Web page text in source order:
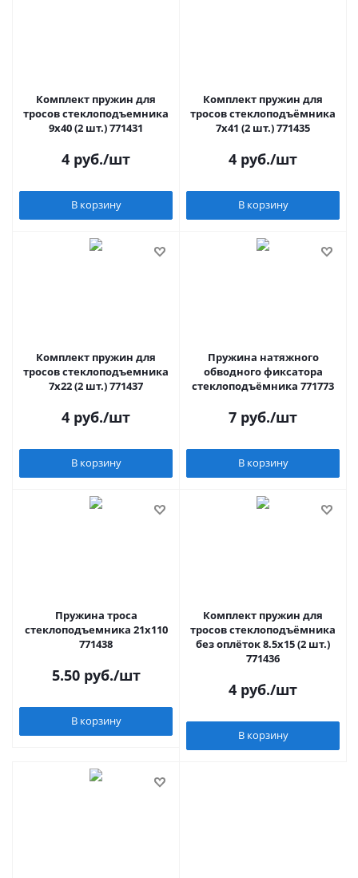
Комплект пружин для
тросов стеклоподъемника
9x40 (2 шт.) 771431
4 руб./шт
В корзину
Комплект пружин для
тросов стеклоподъёмника
7x41 (2 шт.) 771435
4 руб./шт
В корзину
Комплект пружин для
тросов стеклоподъемника
7x22 (2 шт.) 771437
4 руб./шт
В корзину
Пружина натяжного
обводного фиксатора
стеклоподъёмника 771773
7 руб./шт
В корзину
Пружина троса
стеклоподъемника 21x110
771438
5.50руб./шт
В корзину
Комплект пружин для
тросов стеклоподъёмника
без оплёток 8.5x15 (2 шт.)
771436
4 руб./шт
В корзину